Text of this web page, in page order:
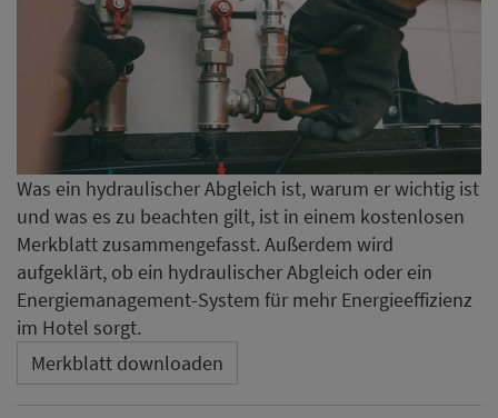
Was ein hydraulischer Abgleich ist, warum er wichtig ist
und was es zu beachten gilt, ist in einem kostenlosen
Merkblatt zusammengefasst. Außerdem wird
aufgeklärt, ob ein hydraulischer Abgleich oder ein
Energiemanagement-System für mehr Energieeffizienz
im Hotel sorgt.
Merkblatt downloaden